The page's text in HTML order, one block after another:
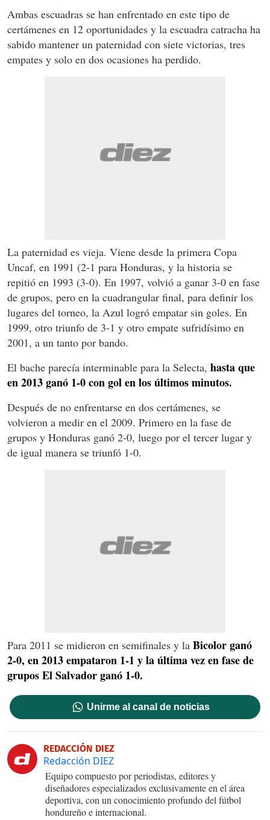
Ambas escuadras se han enfrentado en este tipo de
certámenes en 12 oportunidades y la escuadra catracha ha
sabido mantener un paternidad con siete victorias, tres
empates y solo en dos ocasiones ha perdido.
La paternidad es vieja. Viene desde la primera Copa
Uncaf, en 1991 (2-1 para Honduras, y la historia se
repitió en 1993 (3-0). En 1997, volvió a ganar 3-0 en fase
de grupos, pero en la cuadrangular final, para definir los
lugares del torneo, la Azul logró empatar sin goles. En
1999, otro triunfo de 3-1 y otro empate sufridísimo en
2001, a un tanto por bando.
El bache parecía interminable para la Selecta, hasta que
en 2013 ganó 1-0 con gol en los últimos minutos.
Después de no enfrentarse en dos certámenes, se
volvieron a medir en el 2009. Primero en la fase de
grupos y Honduras ganó 2-0, luego por el tercer lugar y
de igual manera se triunfó 1-0.
Para 2011 se midieron en semifinales y la Bicolor ganó
2-0, en 2013 empataron 1-1 y la última vez en fase de
grupos El Salvador ganó 1-0.
Unirme al canal de noticias
REDACCIÓN DIEZ
Redacción DIEZ
Equipo compuesto por periodistas, editores y
diseñadores especializados exclusivamente en el área
deportiva, con un conocimiento profundo del fútbol
hondureño e internacional.